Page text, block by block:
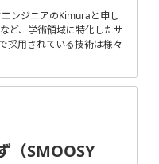
ンジニアのKimuraと申し
ど、学術領域に特化したサ
採用されている技術は様々
（SMOOSY